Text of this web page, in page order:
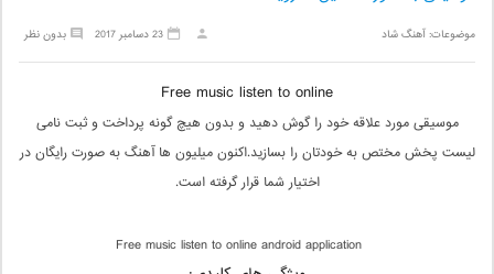
موضوعات:آهنگ شاد بدون نظر 23 دسامبر 2017
Free music listen to online
موسیقی مورد علاقه خود را گوش دهید و بدون هیچ گونه پرداخت و ثبت نامی
لیست پخش مختص به خودتان را بسازید.اکنون میلیون ها آهنگ به صورت رایگان در
اختیار شما قرار گرفته است.
Free music listen to online android application